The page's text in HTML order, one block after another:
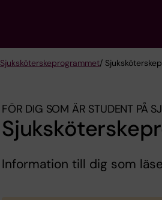
Sjuksköterske­programmet/
FÖR DIG SOM ÄR STUDENT PÅ
Information till dig som